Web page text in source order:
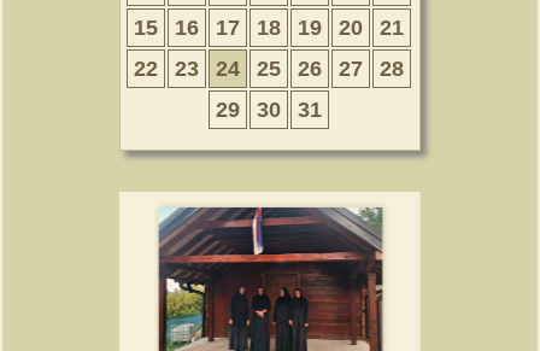
15
16 17 18 19 20
21
22
23 24 25 26 27
28
29
30 31